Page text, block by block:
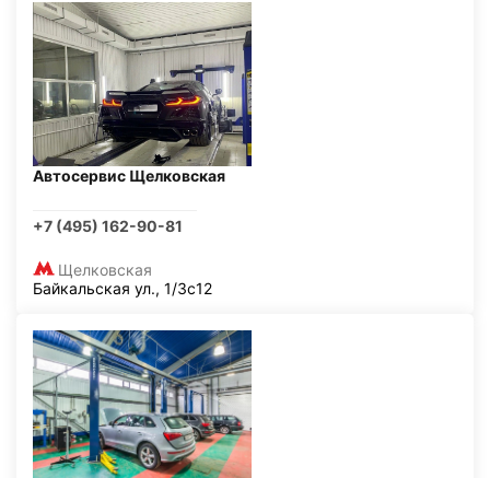
Автосервис Щелковская
+7 (495) 162-90-81
Щелковская
Байкальская ул., 1/3с12